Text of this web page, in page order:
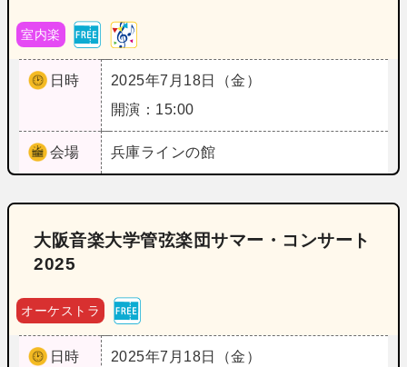
室内楽
日時
2025年7月18日（金）
開演：15:00
会場 兵庫ラインの館
大阪音楽大学管弦楽団サマー・コンサート
2025
オーケストラ
日時
2025年7月18日（金）